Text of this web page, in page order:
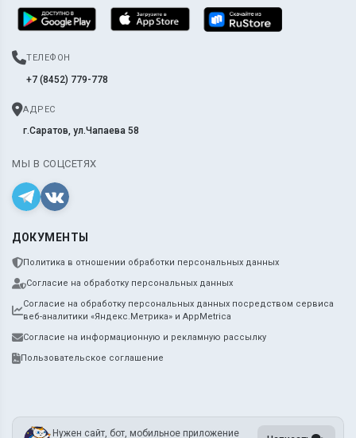
ТЕЛЕФОН
+7 (8452) 779-778
АДРЕС
г.Саратов, ул.Чапаева 58
МЫ В СОЦСЕТЯХ
ДОКУМЕНТЫ
Политика в отношении обработки персональных данных
Согласие на обработку персональных данных
Согласие на обработку персональных данных посредством сервиса
веб-аналитики «Яндекс.Метрика» и AppMetrica
Согласие на информационную и рекламную рассылку
Пользовательское соглашение
Нужен сайт, бот, мобильное приложение